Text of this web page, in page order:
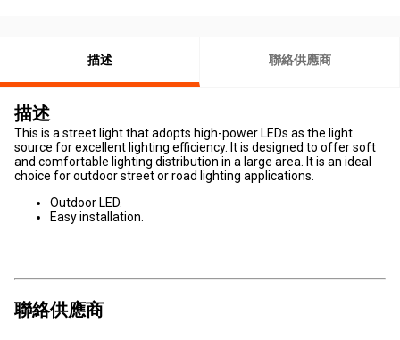
描述 聯絡供應商
描述
This is a street light that adopts high-power LEDs as the light
source for excellent lighting efficiency. It is designed to offer soft
and comfortable lighting distribution in a large area. It is an ideal
choice for outdoor street or road lighting applications.
Outdoor LED.
Easy installation.
聯絡供應商